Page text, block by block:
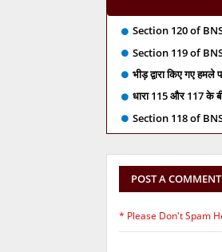
Section 120 of BNS
Section 119 of
भीड़ द्वारा किए गए
धारा 115 और 117 के
Section 118 of
POST A COMMENT
* Please Don't Spam